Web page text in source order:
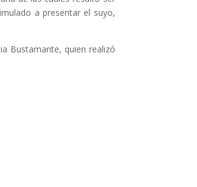
a presentar el suyo,
Bustamante, quien realizó